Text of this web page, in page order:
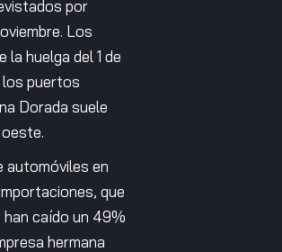
por
Los
huelga del 1 de
los puertos
Dorada suele
automóviles en
que
caído un 49%
hermana